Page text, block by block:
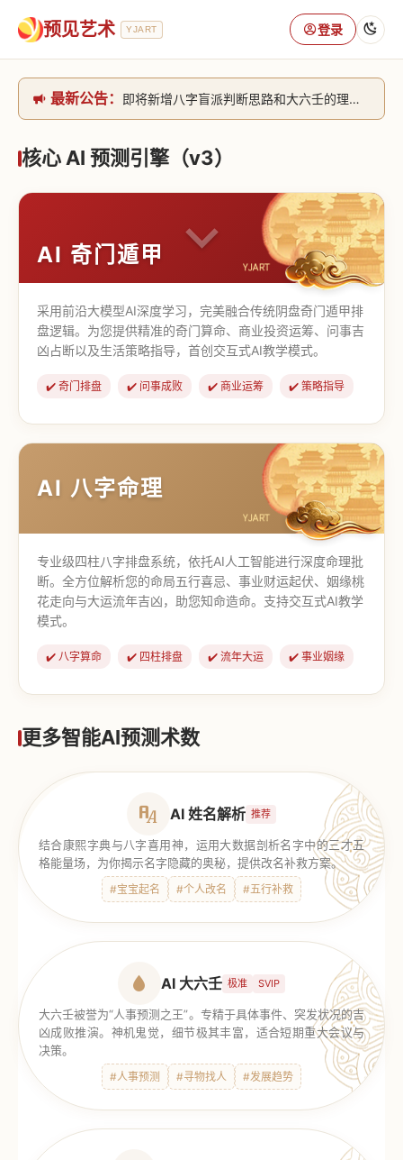
预见艺术 YJART 登录
最新公告：
即将新增八字盲派判断思路和大六壬的理气+取像判断思路。[内侧中，捐赠会员可用]2026/6/30
网站升级完成，升级全模块的算法，限时开放用户注册。2026/6/27
核心 AI 预测引擎（v3）
AI 奇门遁甲
采用前沿大模型AI深度学习，完美融合传统阴盘奇门遁甲排
盘逻辑。为您提供精准的奇门算命、商业投资运筹、问事吉
凶占断以及生活策略指导，首创交互式AI教学模式。
✔️ 奇门排盘 ✔️ 问事成败 ✔️ 商业运筹 ✔️ 策略指导
【道家奇门】 【传统奇门】
AI 八字命理
专业级四柱八字排盘系统，依托AI人工智能进行深度命理批
断。全方位解析您的命局五行喜忌、事业财运起伏、姻缘桃
花走向与大运流年吉凶，助您知命造命。支持交互式AI教学
模式。
✔️ 八字算命 ✔️ 四柱排盘 ✔️ 流年大运 ✔️ 事业姻缘
更多智能AI预测术数
AI 姓名解析 推荐
结合康熙字典与八字喜用神，运用大数据剖析名字中的三才五
格能量场，为你揭示名字隐藏的奥秘，提供改名补救方案。
#宝宝起名 #个人改名 #五行补救
AI 大六壬 极准 SVIP
大六壬被誉为“人事预测之王”。专精于具体事件、突发状况的吉
凶成败推演。神机鬼觉，细节极其丰富，适合短期重大会议与
决策。
#人事预测 #寻物找人 #发展趋势